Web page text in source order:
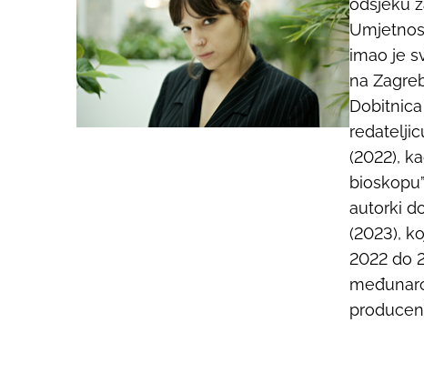
odsjeku
imao je
na
(2022),
autorki
(2023),
2022 do